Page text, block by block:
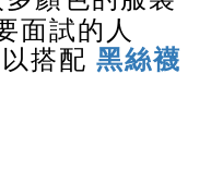
面試的人
搭配 黑絲襪